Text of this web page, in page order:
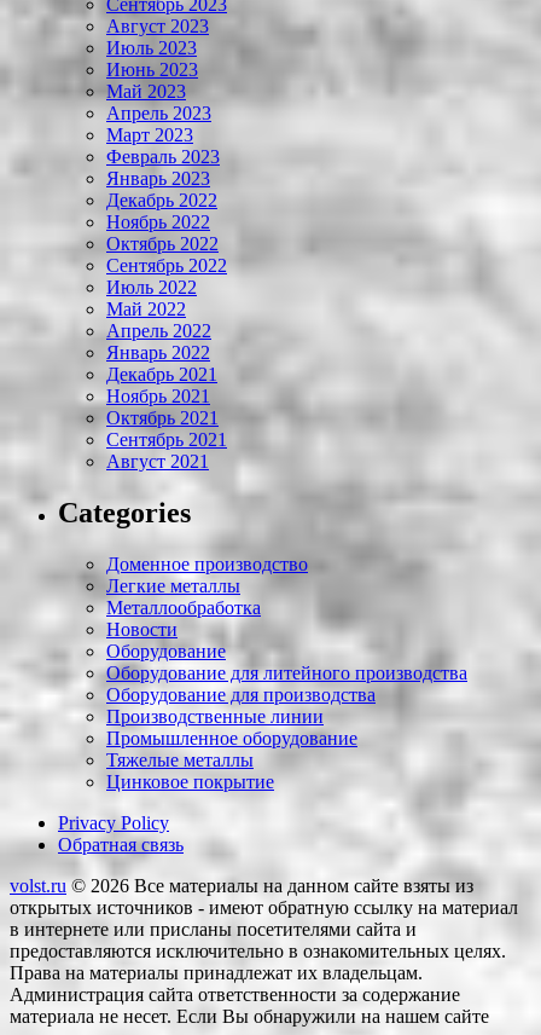
Сентябрь 2023
Август 2023
Июль 2023
Июнь 2023
Май 2023
Апрель 2023
Март 2023
Февраль 2023
Январь 2023
Декабрь 2022
Ноябрь 2022
Октябрь 2022
Сентябрь 2022
Июль 2022
Май 2022
Апрель 2022
Январь 2022
Декабрь 2021
Ноябрь 2021
Октябрь 2021
Сентябрь 2021
Август 2021
Categories
Доменное производство
Легкие металлы
Металлообработка
Новости
Оборудование
Оборудование для литейного производства
Оборудование для производства
Производственные линии
Промышленное оборудование
Тяжелые металлы
Цинковое покрытие
Privacy Policy
Обратная связь
volst.ru © 2026 Все материалы на данном сайте взяты из
открытых источников - имеют обратную ссылку на материал
в интернете или присланы посетителями сайта и
предоставляются исключительно в ознакомительных целях.
Права на материалы принадлежат их владельцам.
Администрация сайта ответственности за содержание
материала не несет. Если Вы обнаружили на нашем сайте